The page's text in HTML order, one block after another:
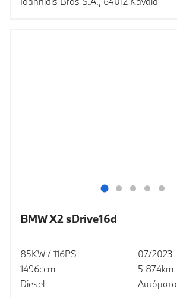
BMW X2 sDrive16d
85KW / 116PS
1496ccm
Diesel
07/2023
5 874km
Αυτόματο